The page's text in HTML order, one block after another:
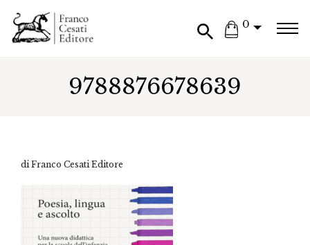
0
9788876678639
di Franco Cesati Editore